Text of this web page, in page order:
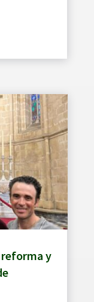
y